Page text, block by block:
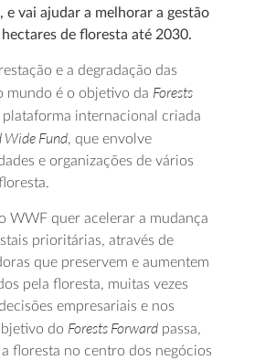
vai ajudar a melhorar a gestão
de floresta até 2030.
e a degradação das
mundo é o objetivo da Forests
plataforma internacional criada
Wide Fund, que envolve
e organizações de vários
WWF quer acelerar a mudança
prioritárias, através de
que preservem e aumentem
pela floresta, muitas vezes
empresariais e nos
do Forests Forward passa,
floresta no centro dos negócios